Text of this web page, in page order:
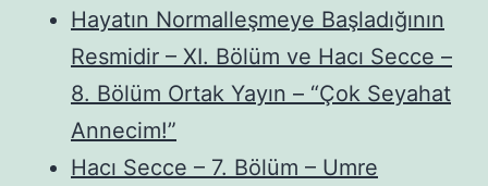
Hayatın Normalleşmeye Başladığının
Resmidir – XI. Bölüm ve Hacı Secce –
8. Bölüm Ortak Yayın – “Çok Seyahat
Annecim!”
Hacı Secce – 7. Bölüm – Umre